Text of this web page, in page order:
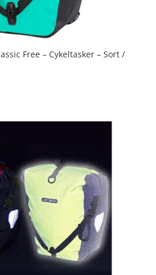
Free – Cykeltasker – Sort /